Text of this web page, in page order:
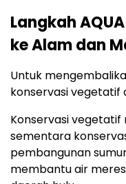
Langkah
ke Alam dan
Untuk
konservasi vegetatif
Konservasi
sementara
pembangunan
membantu air